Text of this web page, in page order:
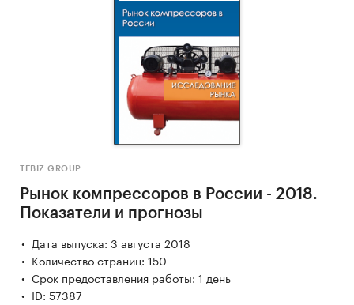
TEBIZ GROUP
Рынок компрессоров в России - 2018.
Показатели и прогнозы
Дата выпуска: 3 августа 2018
Количество страниц: 150
Срок предоставления работы: 1 день
ID: 57387